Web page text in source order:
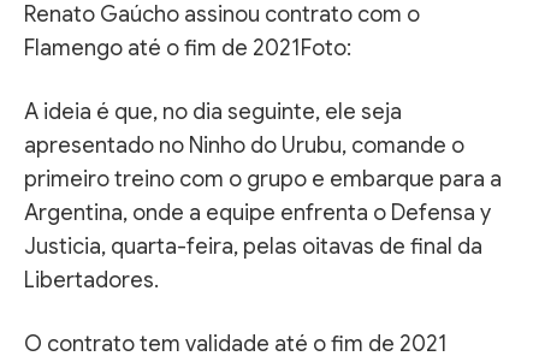
Renato Gaúcho assinou contrato com o
Flamengo até o fim de 2021Foto:
A ideia é que, no dia seguinte, ele seja
apresentado no Ninho do Urubu, comande o
primeiro treino com o grupo e embarque para a
Argentina, onde a equipe enfrenta o Defensa y
Justicia, quarta-feira, pelas oitavas de final da
Libertadores.
O contrato tem validade até o fim de 2021